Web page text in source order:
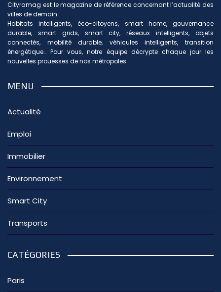
Cityramag est le magazine de référence concernant l’actualité des
villes de demain.
Habitats intelligents, éco-citoyens, smart home, gouvernance
durable, smart grids, smart city, réseaux intelligents, objets
connectés, mobilité durable, véhicules intelligents, transition
énergétique… Pour vous, notre équipe décrypte chaque jour les
nouvelles prouesses de nos métropoles.
MENU
Actualité
Emploi
Immobilier
Environnement
Smart City
Transports
CATÉGORIES
Paris